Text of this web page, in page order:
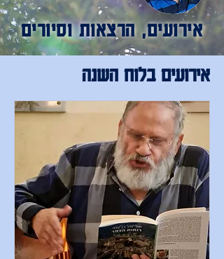
אירועים, הרצאות וסיורים
אירועים בלוח השנה